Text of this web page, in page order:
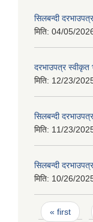
सिलबन्दी
मिति: 04/05/
दरभाउपत्र स्वीकृत
मिति: 12/23/
सिलबन्दी
मिति: 11/23/
सिलबन्दी
मिति: 10/26/
Pages
« first